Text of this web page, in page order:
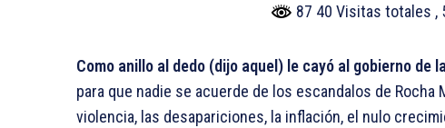
87 40 Visitas totales ,
Como anillo al dedo (dijo aquel) le cayó al gobierno de
para que nadie se acuerde de los escandalos de
violencia, las desapariciones, la inflación, el nulo